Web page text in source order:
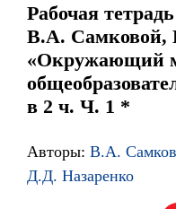
Рабочая
В.А. Самковой,
«Окружающий
в 2 ч. Ч. 1 *
Авторы: В.А.
Д.Д. Назаренко